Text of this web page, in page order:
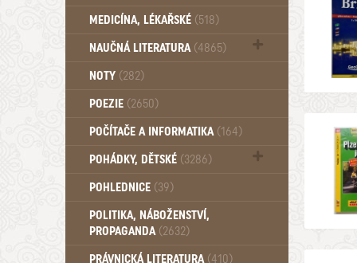
MEDICÍNA, LÉKAŘSKÉ (518)
NAUČNÁ LITERATURA (4865)
Zdraví a zdraví životní styl (510)
NOTY (282)
POEZIE (2650)
POČÍTAČE A INFORMATIKA (164)
POHÁDKY, DĚTSKÉ (3286)
Pro děti a mládež (2882)
Pohádky, Dětské - Od roku 1949 (257)
POHLEDNICE (39)
POLITIKA, NÁBOŽENSTVÍ,
PROPAGANDA (2632)
PRÁVNICKÁ LITERATURA (410)